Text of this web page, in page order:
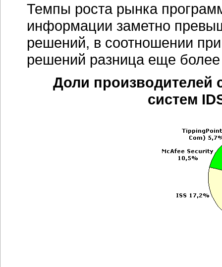
Темпы роста рынка
информации заметно
решений, в соотношении
решений разница еще
Доли производителей
систем